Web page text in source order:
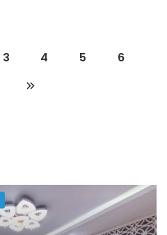
3 4 5
6